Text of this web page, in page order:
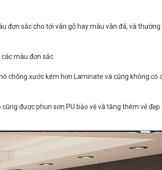
đơn sắc cho tới vân gỗ hay màu vân đá, và
màu đơn sắc.
chống xước kém hơn Laminate và cũng không có
được phun sơn PU bảo vệ và tăng thêm vẻ đẹp